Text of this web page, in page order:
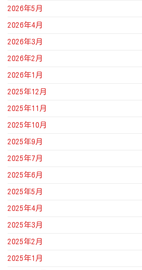
2026年5月
2026年4月
2026年3月
2026年2月
2026年1月
2025年12月
2025年11月
2025年10月
2025年9月
2025年7月
2025年6月
2025年5月
2025年4月
2025年3月
2025年2月
2025年1月